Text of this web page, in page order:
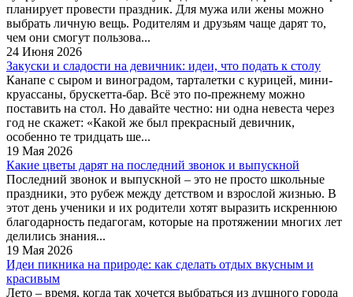
планирует провести праздник. Для мужа или жены можно
выбрать личную вещь. Родителям и друзьям чаще дарят то,
чем они смогут пользова...
24 Июня 2026
Закуски и сладости на девичник: идеи, что подать к столу
Канапе с сыром и виноградом, тарталетки с курицей, мини-
круассаны, брускетта-бар. Всё это по-прежнему можно
поставить на стол. Но давайте честно: ни одна невеста через
год не скажет: «Какой же был прекрасный девичник,
особенно те тридцать ше...
19 Мая 2026
Какие цветы дарят на последний звонок и выпускной
Последний звонок и выпускной – это не просто школьные
праздники, это рубеж между детством и взрослой жизнью. В
этот день ученики и их родители хотят выразить искреннюю
благодарность педагогам, которые на протяжении многих лет
делились знания...
19 Мая 2026
Идеи пикника на природе: как сделать отдых вкусным и
красивым
Лето – время, когда так хочется выбраться из душного города